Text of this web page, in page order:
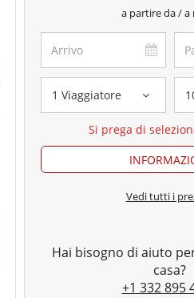
a partire da / a
1 Viaggiatore
Si prega di
Vedi tutti i
Hai bisogno di aiuto
casa?
+1 332 895